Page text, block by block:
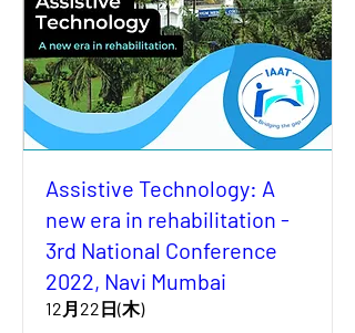
Assistive Technology: A
new era in rehabilitation -
3rd National Conference
2022, Navi Mumbai
12月22日(木)